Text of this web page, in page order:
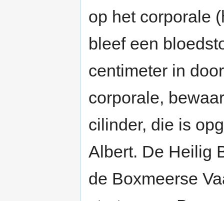
op het corporale
bleef een
centimeter in
corporale,
cilinder, die is
Albert. De Heilig
de Boxmeerse